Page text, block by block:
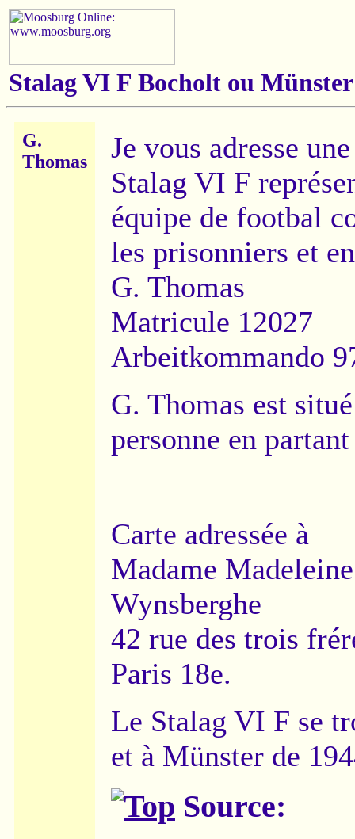
Stalag VI F Bocholt ou Münster
G.
Thomas
Je vous adresse
Stalag VI F
équipe de footbal
les prisonniers et
G. Thomas
Matricule 12027
Arbeitkommando
G. Thomas est
personne en
Carte adressée à
Madame
Wynsberghe
42 rue des trois
Paris 18e.
Le Stalag VI F se
et à Münster de
Source: